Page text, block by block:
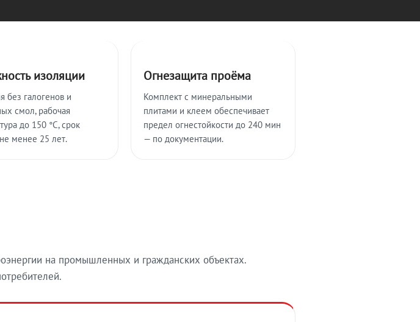
изоляции
без галогенов и
смол, рабочая
до 150 °C, срок
менее 25 лет.
Огнезащита проёма
Комплект с минеральными
плитами и клеем обеспечивает
предел огнестойкости до 240 мин
— по документации.
на промышленных и гражданских объектах.